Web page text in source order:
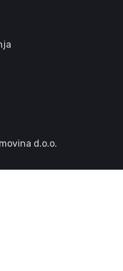
d.o.o.